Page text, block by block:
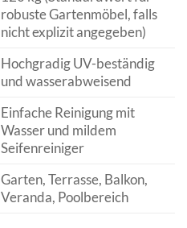
robuste Gartenmöbel, falls
nicht explizit angegeben)
Hochgradig UV-beständig
und wasserabweisend
Einfache Reinigung mit
Wasser und mildem
Seifenreiniger
Garten, Terrasse, Balkon,
Veranda, Poolbereich